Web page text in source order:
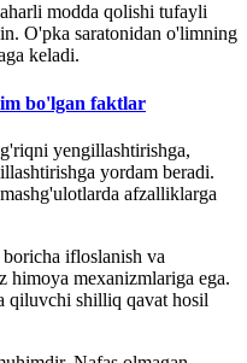
modda qolishi tufayli
O'pka saratonidan o'limning
keladi.
bo'lgan faktlar
yengillashtirishga,
yordam beradi.
afzalliklarga
ifloslanish va
himoya mexanizmlariga ega.
qiluvchi shilliq qavat hosil